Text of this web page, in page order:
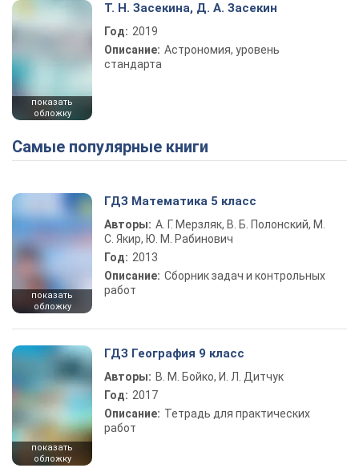
показать
обложку
Т. Н. Засекина, Д. А. Засекин
Год: 2019
Описание: Астрономия, уровень
стандарта
Самые популярные книги
показать
обложку
ГДЗ Математика 5 класс
Авторы: А. Г. Мерзляк, В. Б. Полонский, М.
С. Якир, Ю. М. Рабинович
Год: 2013
Описание: Сборник задач и контрольных
работ
показать
обложку
ГДЗ География 9 класс
Авторы: В. М. Бойко, И. Л. Дитчук
Год: 2017
Описание: Тетрадь для практических
работ